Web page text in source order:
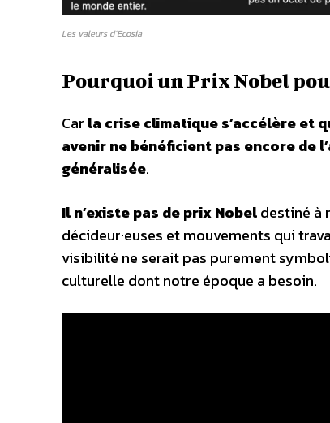
Les valeurs d’Ecosia
Pourquoi un Prix Nobel
Car la crise climatique s’accélère et
avenir ne bénéficient pas encore
généralisée.
Il n’existe pas de prix Nobeldestiné à
décideur·euses et mouvements qui
visibilité ne serait pas purement
culturelle dont notre époque a besoin.